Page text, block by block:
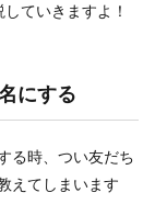
ていきますよ！
にする
る時、つい友だち
えてしまいます